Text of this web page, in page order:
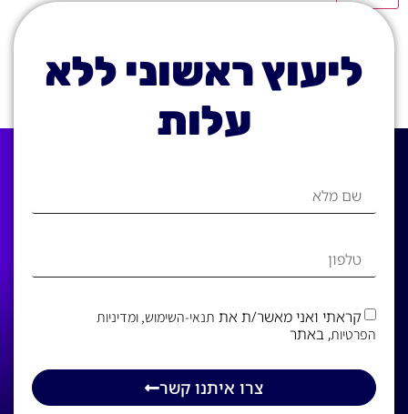
ליעוץ ראשוני ללא
עלות
קראתי ואני מאשר/ת את תנאי-השימוש, ומדיניות
הפרטיות, באתר
צרו איתנו קשר